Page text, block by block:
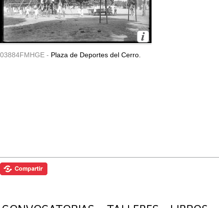
03884FMHGE - Plaza de Deportes del Cerro.